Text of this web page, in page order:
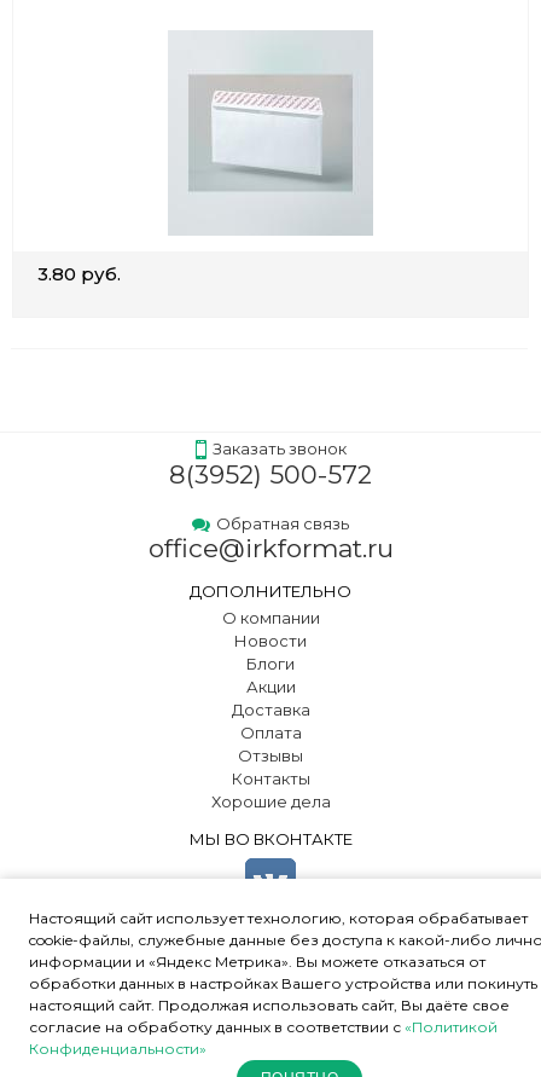
3.80 руб.
Заказать звонок
8(3952) 500-572
Обратная связь
office@irkformat.ru
ДОПОЛНИТЕЛЬНО
О компании
Новости
Блоги
Акции
Доставка
Оплата
Отзывы
Контакты
Хорошие дела
МЫ ВО ВКОНТАКТЕ
© 2000-2024 ООО "ПК «Ал-Юр» • Политика конфиденциальности •
Соглашение об обработке персональных данных •
Настоящий сайт использует технологию, которая обрабатывает
cookie-файлы, служебные данные без доступа к какой-либо
информации и «Яндекс Метрика». Вы можете отказаться от
обработки данных в настройках Вашего устройства или покинуть
настоящий сайт. Продолжая использовать сайт, Вы даёте свое
согласие на обработку данных в соответствии с «Политикой
Конфиденциальности»
Пользуясь нашим сайтом, вы
соглашаетесь с тем, что мы